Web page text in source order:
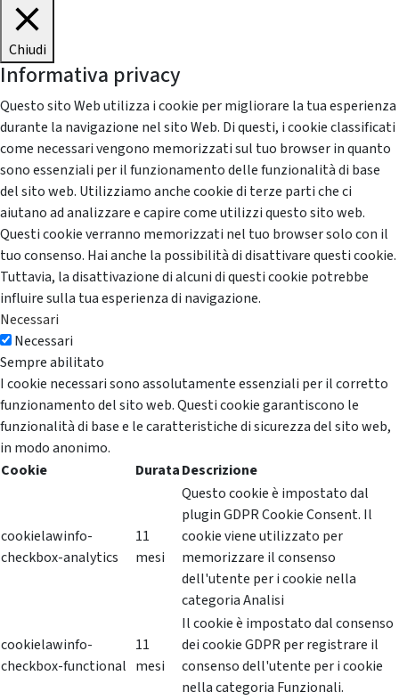
Chiudi
Informativa privacy
Questo sito Web utilizza i cookie per migliorare la tua esperienza
durante la navigazione nel sito Web. Di questi, i cookie classificati
come necessari vengono memorizzati sul tuo browser in quanto
sono essenziali per il funzionamento delle funzionalità di base
del sito web. Utilizziamo anche cookie di terze parti che ci
aiutano ad analizzare e capire come utilizzi questo sito web.
Questi cookie verranno memorizzati nel tuo browser solo con il
tuo consenso. Hai anche la possibilità di disattivare questi cookie.
Tuttavia, la disattivazione di alcuni di questi cookie potrebbe
influire sulla tua esperienza di navigazione.
Necessari
Necessari
Sempre abilitato
I cookie necessari sono assolutamente essenziali per il corretto
funzionamento del sito web. Questi cookie garantiscono le
funzionalità di base e le caratteristiche di sicurezza del sito web,
in modo anonimo.
Cookie
DurataDescrizione
cookielawinfo-
checkbox-analytics
11
mesi
Questo cookie è impostato dal
plugin GDPR Cookie Consent. Il
cookie viene utilizzato per
memorizzare il consenso
dell'utente per i cookie nella
categoria Analisi
cookielawinfo-
checkbox-functional
11
mesi
Il cookie è impostato dal consenso
dei cookie GDPR per registrare il
consenso dell'utente per i cookie
nella categoria Funzionali.